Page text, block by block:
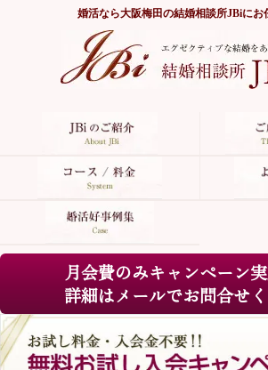
婚活なら大阪梅田の結婚相談所JBiにお
TOP
よくあるご質問
婚活好事例集
月会費のみキャンペーン
詳細はメールでお問合せく